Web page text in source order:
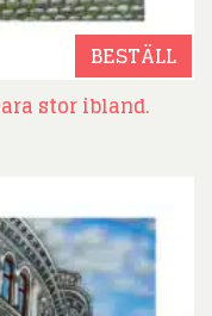
BESTÄLL
stor ibland.